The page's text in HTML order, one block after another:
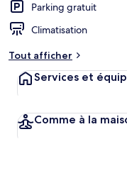
Parking gratuit
Climatisation
Tout afficher
Services et
Comme à la